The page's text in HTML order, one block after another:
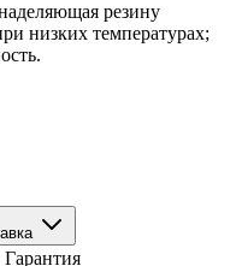
резину
низких температурах;
Гарантия